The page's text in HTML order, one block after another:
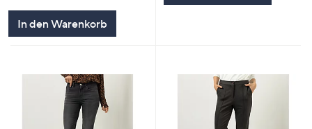
In den Warenkorb